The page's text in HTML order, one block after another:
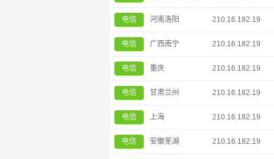
电信 河南洛阳 210.16.182.19
电信 广西南宁 210.16.182.19
电信 重庆 210.16.182.19
电信 甘肃兰州 210.16.182.19
电信 上海 210.16.182.19
电信 安徽芜湖 210.16.182.19